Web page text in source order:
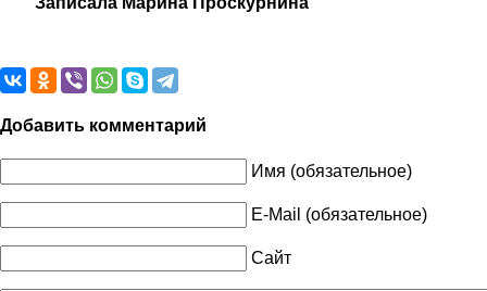
Добавить комментарий
Имя (обязательное)
E-Mail (обязательное)
Сайт